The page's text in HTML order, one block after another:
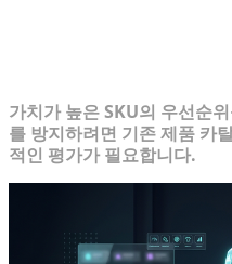
가치가 높은 SKU의 우선순
를 방지하려면 기존 제품 카
적인 평가가 필요합니다.